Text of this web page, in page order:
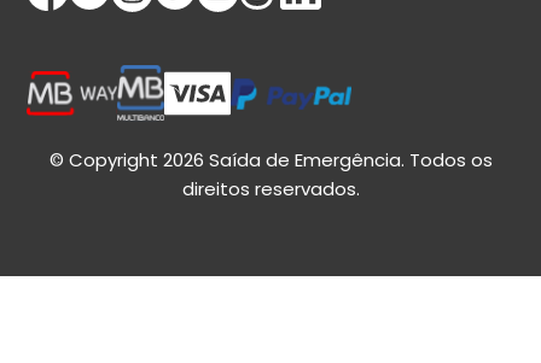
© Copyright 2026 Saída de Emergência. Todos os
direitos reservados.